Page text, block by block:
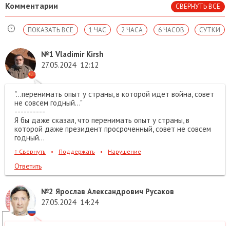
Комментарии СВЕРНУТЬ ВСЕ
СУТКИ
6 ЧАСОВ
2 ЧАСА
1 ЧАС
ПОКАЗАТЬ ВСЕ
№1 Vladimir Kirsh
27.05.2024 12:12
"...перенимать опыт у страны, в которой идет война, совет
не совсем годный..."
----------
Я бы даже сказал, что перенимать опыт у страны, в
которой даже президент просроченный, совет не совсем
годный...
↑ Свернуть • Поддержать • Нарушение
Ответить
№2 Ярослав Александрович Русаков
27.05.2024 14:24